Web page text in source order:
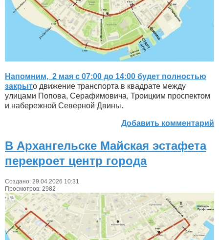
Напомним, 2 мая с 07:00 до 14:00 будет полностью
закрыто движение транспорта в квадрате между
улицами Попова, Серафимовича, Троицким проспектом
и набережной Северной Двины.
Добавить комментарий
В Архангельске Майская эстафета
перекроет центр города
Создано: 29.04.2026 10:31
Просмотров: 2982